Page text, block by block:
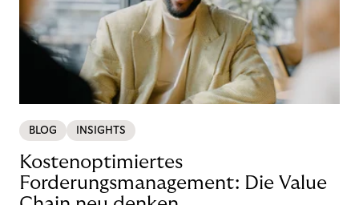
BLOG INSIGHTS
Kostenoptimiertes
Forderungsmanagement: Die Value